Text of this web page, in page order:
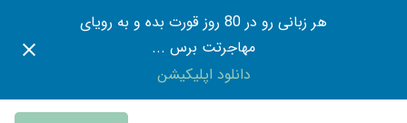
هر زبانی رو در 80 روز قورت بده و به رویای
مهاجرتت برس ...
دانلود اپلیکیشن